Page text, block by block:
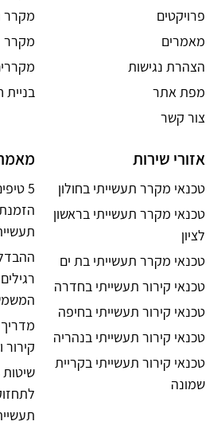
פרויקטים
מאמרים
הצהרת נגישות
מפת אתר
צור קשר
מקרר
מקרר
בניית
אזורי שירות
טכנאי מקרר תעשייתי בחולון
טכנאי מקרר תעשייתי בראשון
לציון
טכנאי מקרר תעשייתי בת ים
טכנאי קירור תעשייתי בחדרה
טכנאי קירור תעשייתי בחיפה
טכנאי קירור תעשייתי בנהריה
טכנאי קירור תעשייתי בקריית
שמונה
5
קירור